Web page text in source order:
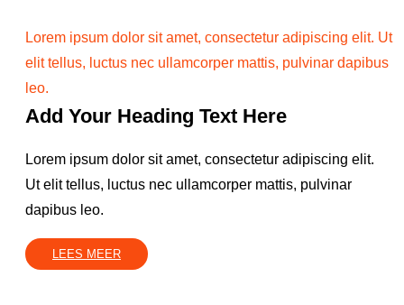
Lorem ipsum dolor sit amet, consectetur adipiscing elit. Ut
elit tellus, luctus nec ullamcorper mattis, pulvinar dapibus
leo.
Add Your Heading Text Here
Lorem ipsum dolor sit amet, consectetur adipiscing elit.
Ut elit tellus, luctus nec ullamcorper mattis, pulvinar
dapibus leo.
LEES MEER